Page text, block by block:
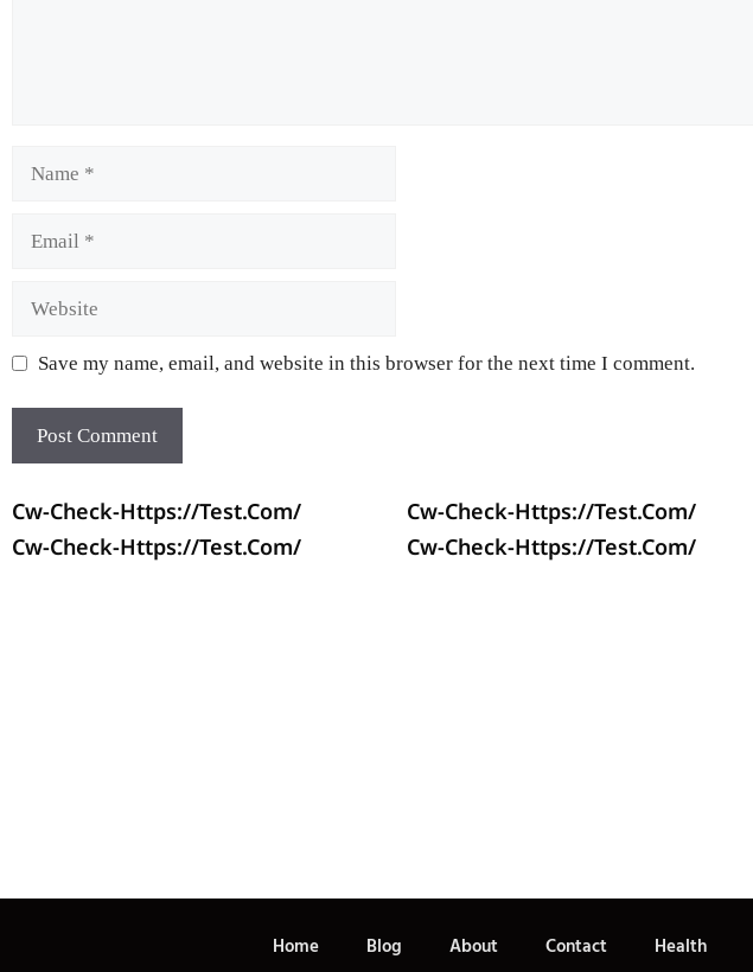
Save my name, email, and website in this browser for the next time I comment.
Cw-Check-Https://test.com/ Cw-Check-Https://test.com/
Cw-Check-Https://test.com/
Cw-Check-Https://test.com/
Home Blog About Contact Health